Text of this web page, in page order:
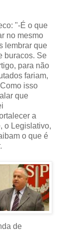
"-É o que
no mesmo
lembrar que
buracos. Se
para não
fariam,
isso
que
a
o Legislativo,
o que é
de